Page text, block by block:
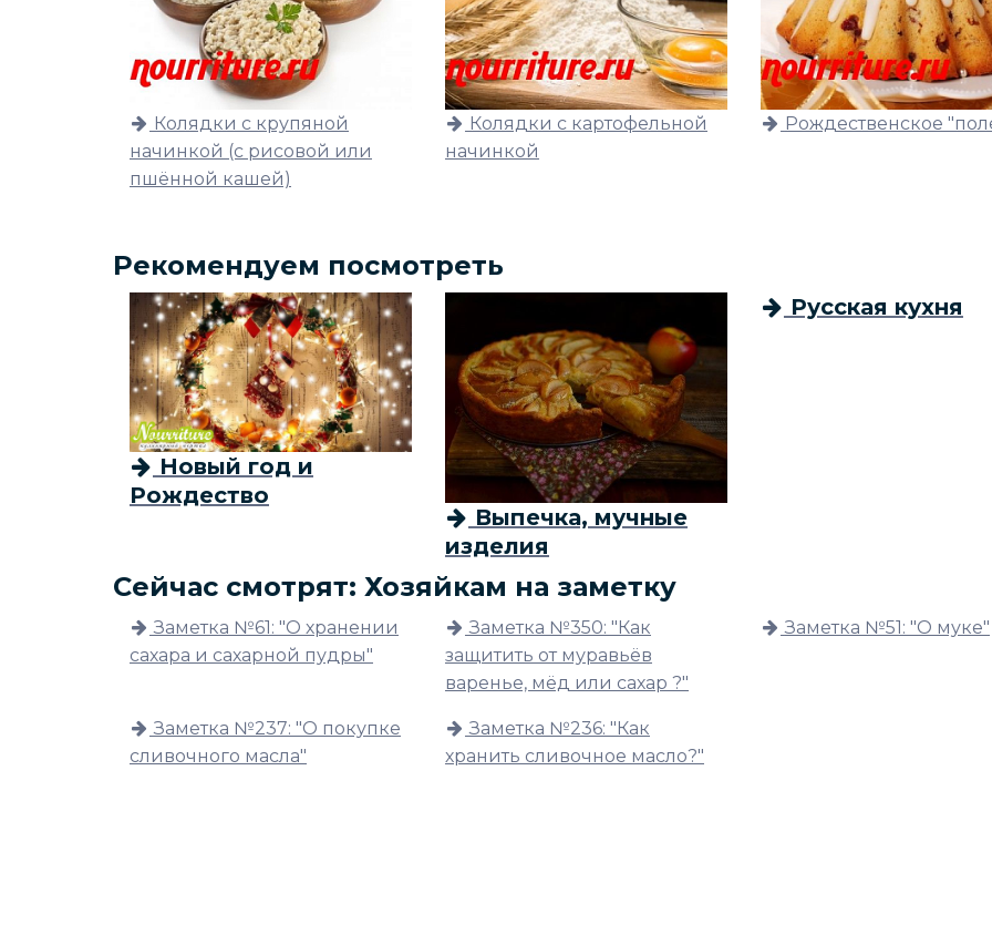
Колядки с крупяной
начинкой (c рисовой или
пшённой кашей)
Колядки с картофельной
начинкой
Рождественское
Рекомендуем посмотреть
Новый год и
Рождество
Выпечка, мучные
изделия
Русская кухня
Сейчас смотрят: Хозяйкам на заметку
Заметка №61: "О хранении
сахара и сахарной пудры"
Заметка №350: "Как
защитить от муравьёв
варенье, мёд или сахар ?"
Заметка №51: "О муке"
Заметка №237: "О покупке
сливочного масла"
Заметка №236: "Как
хранить сливочное масло?"